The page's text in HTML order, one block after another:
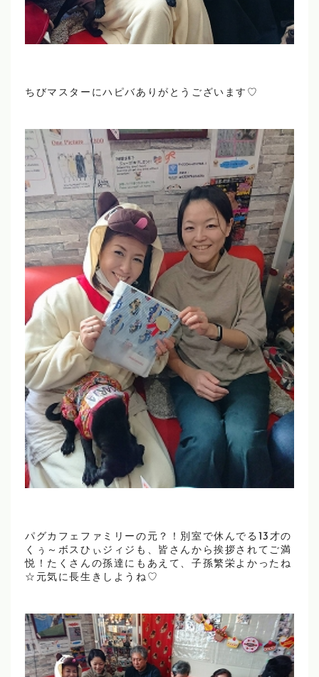
ちびマスターにハピバありがとうございます♡
パグカフェファミリーの元？！別室で休んでる13才の
くぅ～ボスひぃジィジも、皆さんから挨拶されてご満
悦！たくさんの孫達にもあえて、子孫繁栄よかったね
☆元気に長生きしようね♡